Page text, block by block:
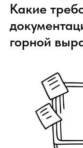
Какие
горной